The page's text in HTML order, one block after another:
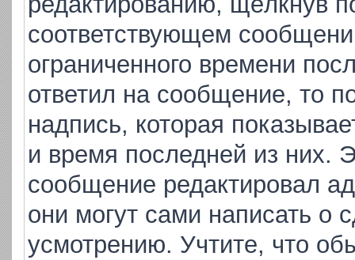
соответствующем
ограниченного времени
ответил на сообщение, то
надпись, которая
и время последней из них.
сообщение редактировал
они могут сами написать о
усмотрению. Учтите, что